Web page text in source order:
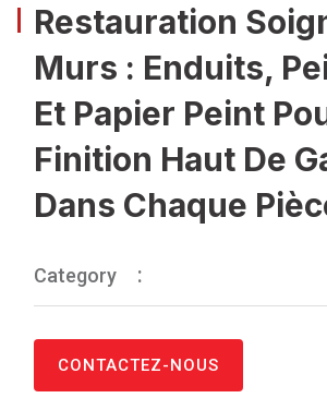
Restauration
Murs : Enduits,
Et Papier Peint
Finition Haut De
Dans Chaque
Category
CONTACTEZ-NOUS